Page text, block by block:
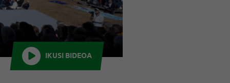
IKUSI BIDEOA